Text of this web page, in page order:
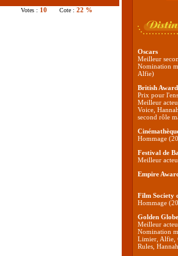
Votes : 10 Cote : 22 %
Oscars
Meilleur
Nomination
Alfie)
British
Prix pour
Meilleur
Voice,
second rôle
Hommage
Festival de
Meilleur
Empire
Film Society
Hommage
Golden
Meilleur
Nomination
Limier, Alfie,
Rules,